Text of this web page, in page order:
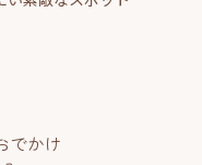
でかけ